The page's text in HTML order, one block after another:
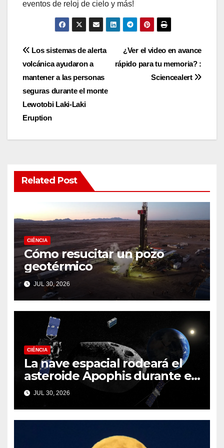
eventos de reloj de cielo y más!
Post
navigation
¿Ver el video en avance
rápido para tu memoria? :
Sciencealert
Los sistemas de alerta
volcánica ayudaron a
mantener a las personas
seguras durante el monte
Lewotobi Laki-Laki
Eruption
Related Post
CIÉNCIA
Cómo resucitar un pozo
geotérmico
JUL 30, 2026
CIÉNCIA
La nave espacial rodeará el
asteroide Apophis durante el
fatídico sobrevuelo de la
Tierra en 2029
JUL 30, 2026